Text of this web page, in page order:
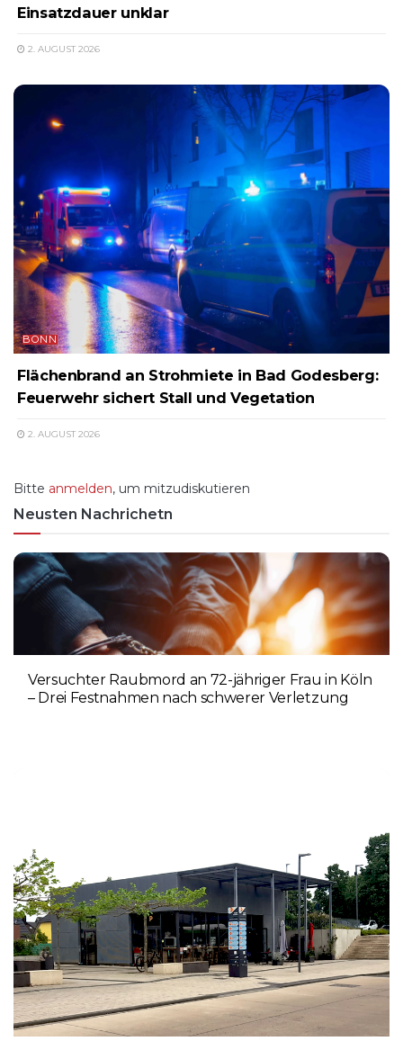
Einsatzdauer unklar
2. AUGUST 2026
BONN
Flächenbrand an Strohmiete in Bad Godesberg:
Feuerwehr sichert Stall und Vegetation
2. AUGUST 2026
Bitte anmelden, um mitzudiskutieren
Neusten Nachrichetn
Versuchter Raubmord an 72-jähriger Frau in Köln
– Drei Festnahmen nach schwerer Verletzung